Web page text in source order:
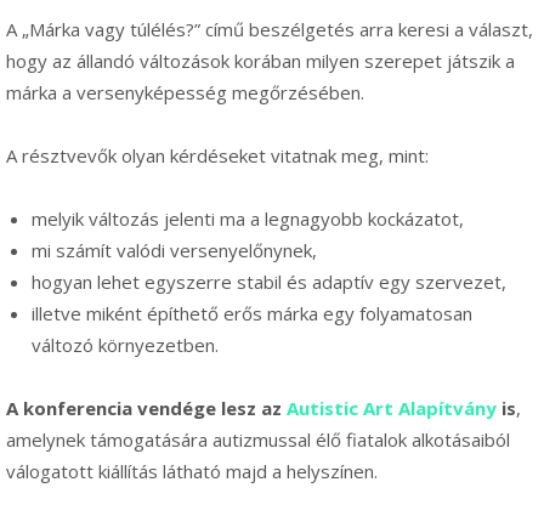
A „Márka vagy túlélés?” című beszélgetés arra keresi a választ,
hogy az állandó változások korában milyen szerepet játszik a
márka a versenyképesség megőrzésében.
A résztvevők olyan kérdéseket vitatnak meg, mint:
melyik változás jelenti ma a legnagyobb kockázatot,
mi számít valódi versenyelőnynek,
hogyan lehet egyszerre stabil és adaptív egy szervezet,
illetve miként építhető erős márka egy folyamatosan
változó környezetben.
A konferencia vendége lesz az Autistic Art Alapítvány is,
amelynek támogatására autizmussal élő fiatalok alkotásaiból
válogatott kiállítás látható majd a helyszínen.